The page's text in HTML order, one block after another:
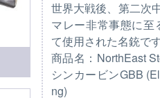
世界大戦後、第二次
マレー非常事態に至
て使用された名銃です
商品名：NorthEast
シンカービンGBB
ng)